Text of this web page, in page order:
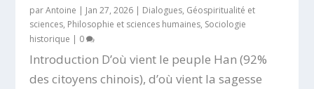
parAntoine | Jan 27, 2026 | Dialogues, Géospiritualité et
sciences, Philosophie et sciences humaines, Sociologie
historique | 0
Introduction D’où vient le peuple Han (92%
des citoyens chinois), d’où vient la sagesse